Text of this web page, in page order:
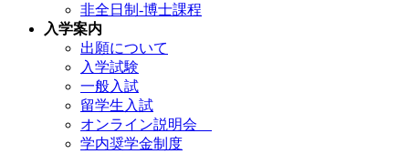
非全日制-博士課程
入学案内
出願について
入学試験
一般入試
留学生入試
オンライン説明会
学内奨学金制度